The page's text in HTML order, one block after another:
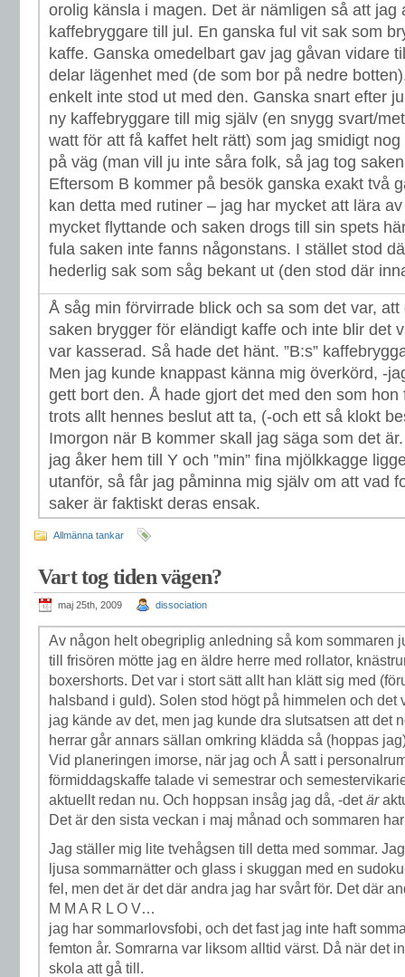
orolig känsla i magen. Det är nämligen så att jag
kaffebryggare till jul. En ganska ful vit sak som
kaffe. Ganska omedelbart gav jag gåvan vidare
delar lägenhet med (de som bor på nedre
enkelt inte stod ut med den. Ganska snart efter
ny kaffebryggare till mig själv (en snygg svart/
watt för att få kaffet helt rätt) som jag smidigt
på väg (man vill ju inte såra folk, så jag tog
Eftersom B kommer på besök ganska exakt två
kan detta med rutiner – jag har mycket att lära
mycket flyttande och saken drogs till sin spets
fula saken inte fanns någonstans. I stället stod
hederlig sak som såg bekant ut (den stod där
Å såg min förvirrade blick och sa som det var, att
saken brygger för eländigt kaffe och inte blir det
var kasserad. Så hade det hänt. ”B:s”
Men jag kunde knappast känna mig överkörd, -
gett bort den. Å hade gjort det med den som hon
trots allt hennes beslut att ta, (-och ett så klokt
Imorgon när B kommer skall jag säga som det
jag åker hem till Y och ”min” fina mjölkkagge
utanför, så får jag påminna mig själv om att vad
saker är faktiskt deras ensak.
Allmänna tankar
Vart tog tiden vägen?
maj 25th, 2009 dissociation
Av någon helt obegriplig anledning så kom sommaren
till frisören mötte jag en äldre herre med rollator,
boxershorts. Det var i stort sätt allt han klätt sig med
halsband i guld). Solen stod högt på himmelen och det
jag kände av det, men jag kunde dra slutsatsen att det
herrar går annars sällan omkring klädda så (hoppas
Vid planeringen imorse, när jag och Å satt i
förmiddagskaffe talade vi semestrar och
aktuellt redan nu. Och hoppsan insåg jag då, -detär
Det är den sista veckan i maj månad och sommaren
Jag ställer mig lite tvehågsen till detta med sommar.
ljusa sommarnätter och glass i skuggan med en
fel, men det är det där andra jag har svårt för. Det där
M M A R L O V…
jag har sommarlovsfobi, och det fast jag inte haft
femton år. Somrarna var liksom alltid värst. Då när det
skola att gå till.